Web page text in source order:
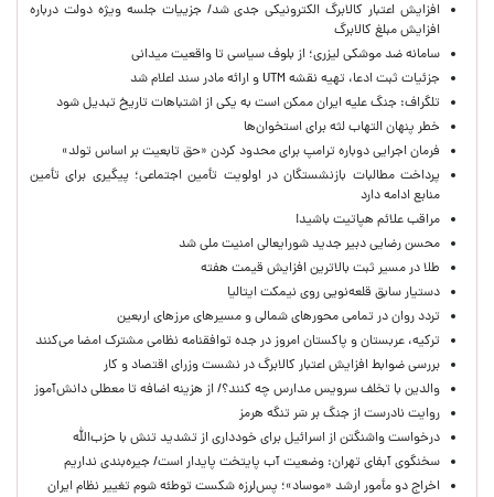
افزایش اعتبار کالابرگ الکترونیکی جدی شد/ جزییات جلسه ویژه دولت درباره
افزایش مبلغ کالابرگ
سامانه ضد موشکی لیزری؛ از بلوف سیاسی تا واقعیت میدانی
جزئیات ثبت ادعا، تهیه نقشه UTM و ارائه مادر سند اعلام شد
تلگراف: جنگ علیه ایران ممکن است به یکی از اشتباهات تاریخ تبدیل شود
خطر پنهان التهاب لثه برای استخوان‌ها
فرمان اجرایی دوباره ترامپ برای محدود کردن «حق تابعیت بر اساس تولد»
پرداخت مطالبات بازنشستگان در اولویت تأمین اجتماعی؛ پیگیری برای تأمین
منابع ادامه دارد
مراقب علائم هپاتیت باشید!
محسن رضایی دبیر جدید شورایعالی امنیت ملی شد
طلا در مسیر ثبت بالاترین افزایش قیمت هفته
دستیار سابق قلعه‌نویی روی نیمکت ایتالیا
تردد روان در تمامی محورهای شمالی و مسیرهای مرزهای اربعین
ترکیه، عربستان و پاکستان امروز در جده توافقنامه نظامی مشترک امضا می‌کنند
بررسی ضوابط افزایش اعتبار کالابرگ در نشست وزرای اقتصاد و کار
والدین با تخلف سرویس مدارس چه کنند؟/ از هزینه اضافه تا معطلی دانش‌آموز
روایت نادرست از جنگ بر سَر تنگه هرمز
درخواست واشنگتن از اسرائیل برای خودداری از تشدید تنش با حزب‌الله
سخنگوی آبفای تهران: وضعیت آب پایتخت پایدار است/ جیره‌بندی نداریم
اخراج دو مأمور ارشد «موساد»؛ پس‌لرزه شکست توطئه شوم تغییر نظام ایران